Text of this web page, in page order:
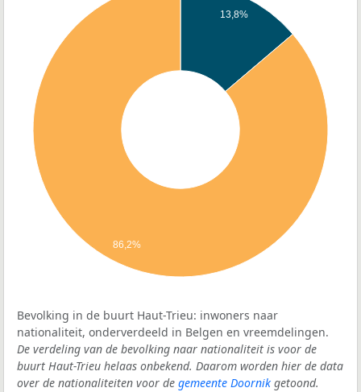
13,8%
86,2%
Bevolking in de buurt Haut-Trieu: inwoners naar
nationaliteit, onderverdeeld in Belgen en vreemdelingen.
De verdeling van de bevolking naar nationaliteit is voor de
buurt Haut-Trieu helaas onbekend. Daarom worden hier de data
over de nationaliteiten voor de gemeente Doornik getoond.